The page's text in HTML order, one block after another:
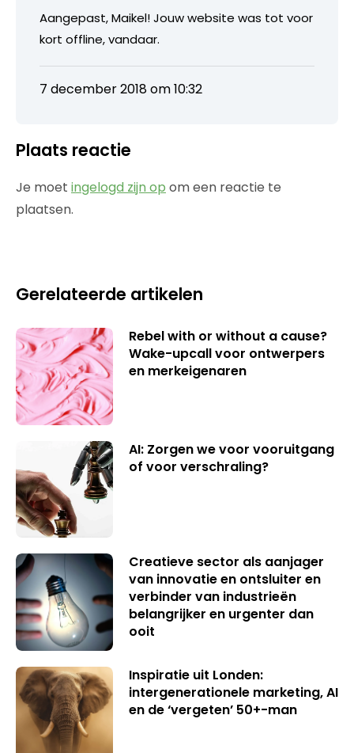
Aangepast, Maikel! Jouw website was tot voor
kort offline, vandaar.
7 december 2018 om 10:32
Plaats reactie
Je moet ingelogd zijn op om een reactie te
plaatsen.
Gerelateerde artikelen
Rebel with or without a cause?
Wake-upcall voor ontwerpers
en merkeigenaren
AI: Zorgen we voor vooruitgang
of voor verschraling?
Creatieve sector als aanjager
van innovatie en ontsluiter en
verbinder van industrieën
belangrijker en urgenter dan
ooit
Inspiratie uit Londen:
intergenerationele marketing, AI
en de ‘vergeten’ 50+-man